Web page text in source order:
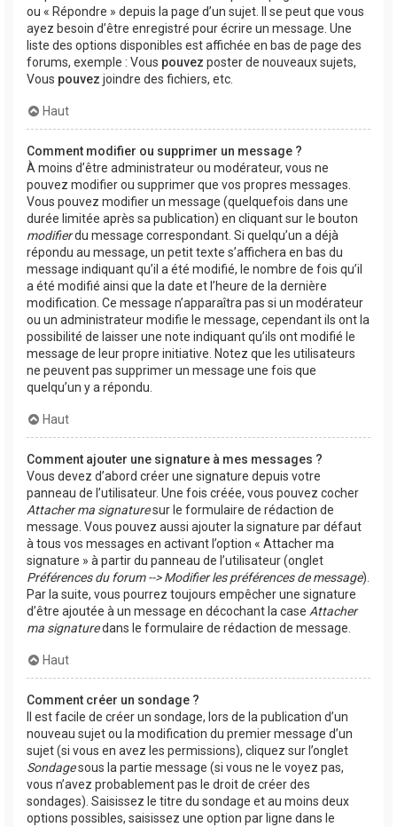
ou « Répondre » depuis la page d’un sujet. Il se peut que vous
ayez besoin d’être enregistré pour écrire un message. Une
liste des options disponibles est affichée en bas de page des
forums, exemple : Vous pouvez poster de nouveaux sujets,
Vous pouvez joindre des fichiers, etc.
Haut
Comment modifier ou supprimer un message ?
À moins d’être administrateur ou modérateur, vous ne
pouvez modifier ou supprimer que vos propres messages.
Vous pouvez modifier un message (quelquefois dans une
durée limitée après sa publication) en cliquant sur le bouton
modifierdu message correspondant. Si quelqu’un a déjà
répondu au message, un petit texte s’affichera en bas du
message indiquant qu’il a été modifié, le nombre de fois qu’il
a été modifié ainsi que la date et l’heure de la dernière
modification. Ce message n’apparaîtra pas si un modérateur
ou un administrateur modifie le message, cependant ils ont la
possibilité de laisser une note indiquant qu’ils ont modifié le
message de leur propre initiative. Notez que les utilisateurs
ne peuvent pas supprimer un message une fois que
quelqu’un y a répondu.
Haut
Comment ajouter une signature à mes messages ?
Vous devez d’abord créer une signature depuis votre
panneau de l’utilisateur. Une fois créée, vous pouvez cocher
Attacher ma signaturesur le formulaire de rédaction de
message. Vous pouvez aussi ajouter la signature par défaut
à tous vos messages en activant l’option « Attacher ma
signature » à partir du panneau de l’utilisateur (onglet
Préférences du forum --> Modifier les préférences de message).
Par la suite, vous pourrez toujours empêcher une signature
d’être ajoutée à un message en décochant la case Attacher
ma signaturedans le formulaire de rédaction de message.
Haut
Comment créer un sondage ?
Il est facile de créer un sondage, lors de la publication d’un
nouveau sujet ou la modification du premier message d’un
sujet (si vous en avez les permissions), cliquez sur l’onglet
Sondagesous la partie message (si vous ne le voyez pas,
vous n’avez probablement pas le droit de créer des
sondages). Saisissez le titre du sondage et au moins deux
options possibles, saisissez une option par ligne dans le